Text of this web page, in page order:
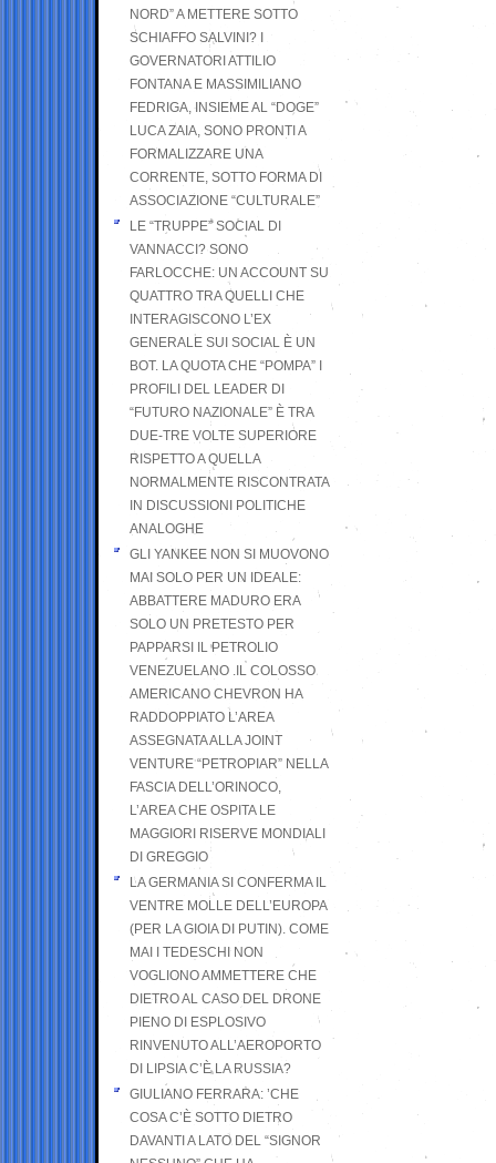
NORD” A METTERE SOTTO
SCHIAFFO SALVINI? I
GOVERNATORI ATTILIO
FONTANA E MASSIMILIANO
FEDRIGA, INSIEME AL “DOGE”
LUCA ZAIA, SONO PRONTI A
FORMALIZZARE UNA
CORRENTE, SOTTO FORMA DI
ASSOCIAZIONE “CULTURALE”
LE “TRUPPE” SOCIAL DI
VANNACCI? SONO
FARLOCCHE: UN ACCOUNT SU
QUATTRO TRA QUELLI CHE
INTERAGISCONO L’EX
GENERALE SUI SOCIAL È UN
BOT. LA QUOTA CHE “POMPA” I
PROFILI DEL LEADER DI
“FUTURO NAZIONALE” È TRA
DUE-TRE VOLTE SUPERIORE
RISPETTO A QUELLA
NORMALMENTE RISCONTRATA
IN DISCUSSIONI POLITICHE
ANALOGHE
GLI YANKEE NON SI MUOVONO
MAI SOLO PER UN IDEALE:
ABBATTERE MADURO ERA
SOLO UN PRETESTO PER
PAPPARSI IL PETROLIO
VENEZUELANO .IL COLOSSO
AMERICANO CHEVRON HA
RADDOPPIATO L’AREA
ASSEGNATA ALLA JOINT
VENTURE “PETROPIAR” NELLA
FASCIA DELL’ORINOCO,
L’AREA CHE OSPITA LE
MAGGIORI RISERVE MONDIALI
DI GREGGIO
LA GERMANIA SI CONFERMA IL
VENTRE MOLLE DELL’EUROPA
(PER LA GIOIA DI PUTIN). COME
MAI I TEDESCHI NON
VOGLIONO AMMETTERE CHE
DIETRO AL CASO DEL DRONE
PIENO DI ESPLOSIVO
RINVENUTO ALL’AEROPORTO
DI LIPSIA C’È LA RUSSIA?
GIULIANO FERRARA: ’CHE
COSA C’È SOTTO DIETRO
DAVANTI A LATO DEL “SIGNOR